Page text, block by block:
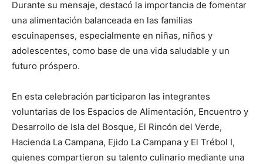
Durante su mensaje, destacó la importancia de fomentar
una alimentación balanceada en las familias
escuinapenses, especialmente en niñas, niños y
adolescentes, como base de una vida saludable y un
futuro próspero.
En esta celebración participaron las integrantes
voluntarias de los Espacios de Alimentación, Encuentro y
Desarrollo de Isla del Bosque, El Rincón del Verde,
Hacienda La Campana, Ejido La Campana y El Trébol I,
quienes compartieron su talento culinario mediante una